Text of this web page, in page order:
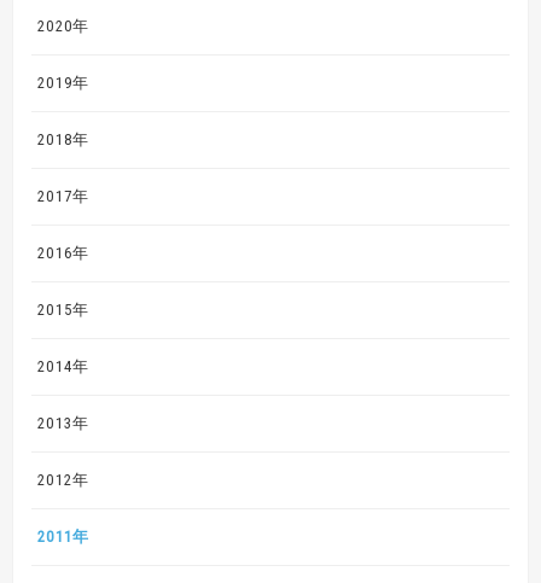
2020年
2019年
2018年
2017年
2016年
2015年
2014年
2013年
2012年
2011年